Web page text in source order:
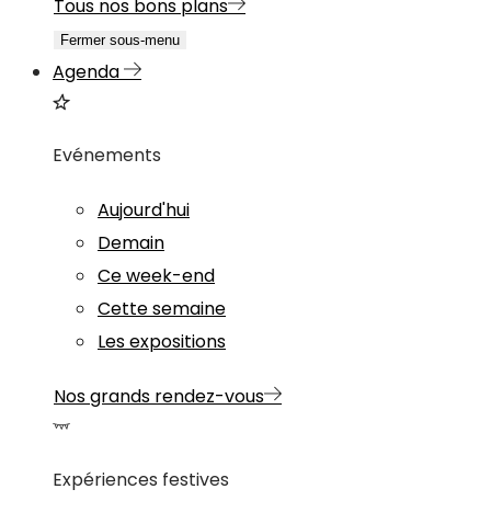
Tous nos bons plans
Fermer sous-menu
Agenda
Evénements
Aujourd'hui
Demain
Ce week-end
Cette semaine
Les expositions
Nos grands rendez-vous
Expériences festives